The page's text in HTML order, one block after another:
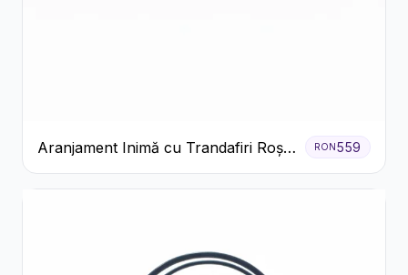
Aranjament Inimă cu Trandafiri Roșii
și Ciocolată Ferrero Rocher
RON559